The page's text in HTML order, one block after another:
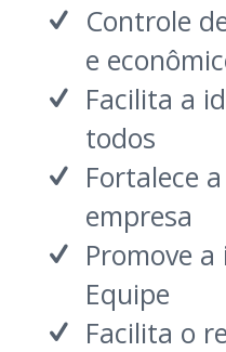
Controle
e
Facilita a
todos
Fortalece
empresa
Promove
Equipe
Facilita o